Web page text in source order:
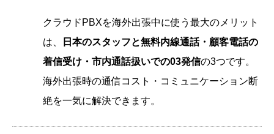
クラウドPBXを海外出張中に使う最大のメリット
は、
日本のスタッフと無料内線通話・顧客電話の
着信受け・市内通話扱いでの03発信の3つです。
海外出張時の通信コスト・コミュニケーション断
絶を一気に解決できます。